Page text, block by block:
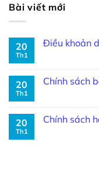
Bài viết mới
20
Th1
Điều khoản
20
Th1
Chính sách
20
Th1
Chính sách